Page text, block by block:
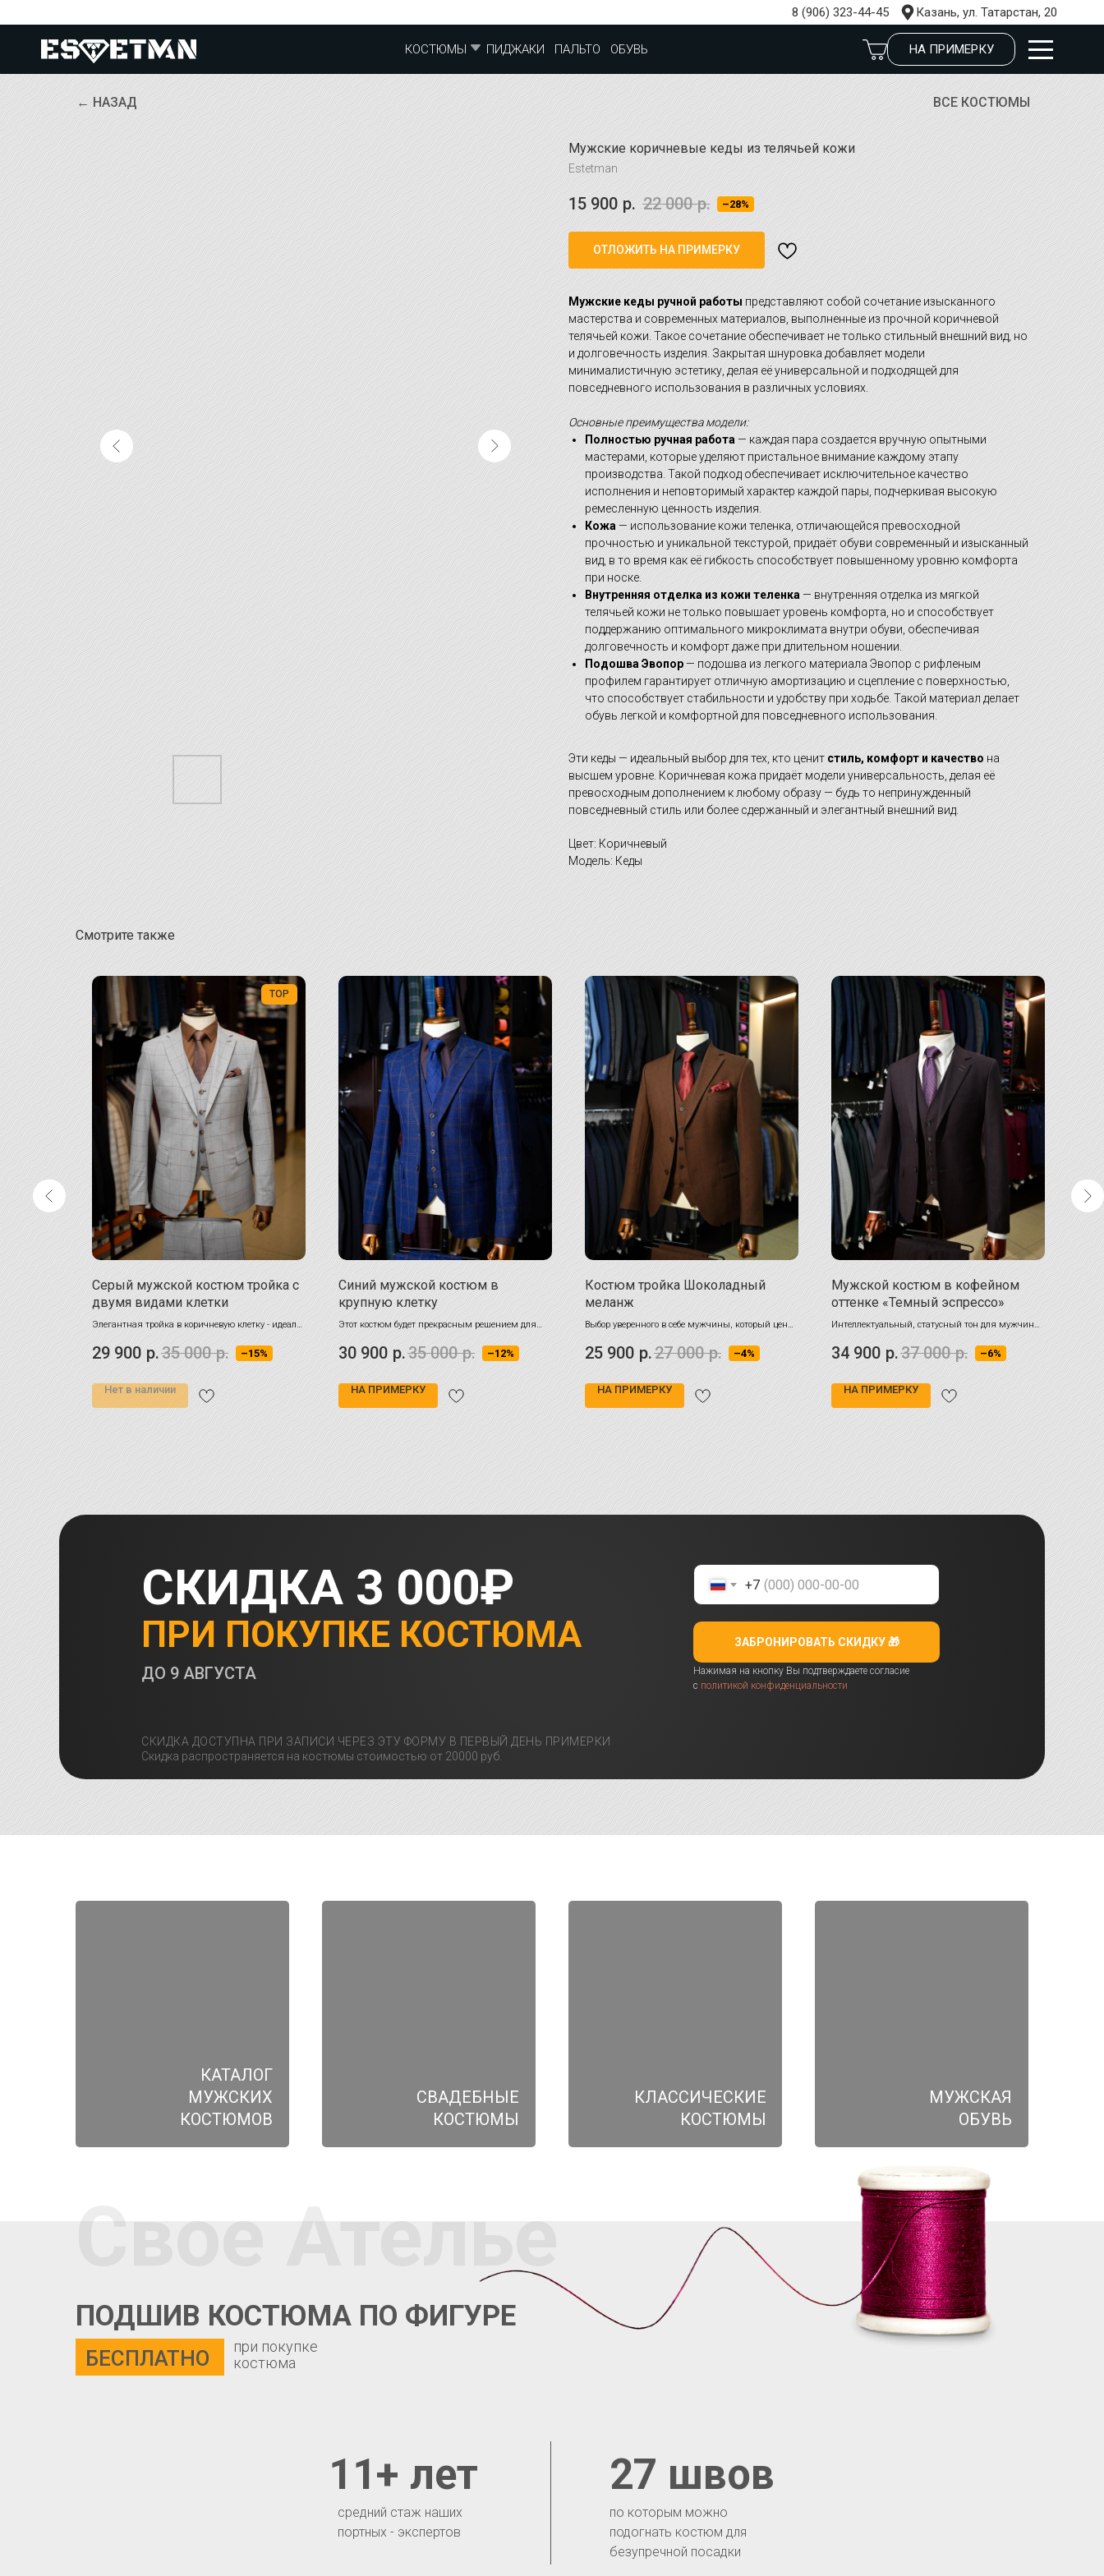
8 (906) 323-44-45 Казань, ул. Татарстан, 20
НА ПРИМЕРКУ
КОСТЮМЫ ПИДЖАКИ ПАЛЬТО ОБУВЬ
ВСЕ КОСТЮМЫ
← НАЗАД
Мужские коричневые кеды из телячьей кожи
Estetman
15 900 р. 22 000 р. –28%
ОТЛОЖИТЬ НА ПРИМЕРКУ
Мужские кеды ручной работы представляют собой сочетание изысканного
мастерства и современных материалов, выполненные из прочной коричневой
телячьей кожи. Такое сочетание обеспечивает не только стильный внешний вид, но
и долговечность изделия. Закрытая шнуровка добавляет модели
минималистичную эстетику, делая её универсальной и подходящей для
повседневного использования в различных условиях.
Основные преимущества модели:
Полностью ручная работа— каждая пара создается вручную опытными
мастерами, которые уделяют пристальное внимание каждому этапу
производства. Такой подход обеспечивает исключительное качество
исполнения и неповторимый характер каждой пары, подчеркивая высокую
ремесленную ценность изделия.
Кожа— использование кожи теленка, отличающейся превосходной
прочностью и уникальной текстурой, придаёт обуви современный и изысканный
вид, в то время как её гибкость способствует повышенному уровню комфорта
при носке.
Внутренняя отделка из кожи теленка— внутренняя отделка из мягкой
телячьей кожи не только повышает уровень комфорта, но и способствует
поддержанию оптимального микроклимата внутри обуви, обеспечивая
долговечность и комфорт даже при длительном ношении.
Подошва Эвопор— подошва из легкого материала Эвопор с рифленым
профилем гарантирует отличную амортизацию и сцепление с поверхностью,
что способствует стабильности и удобству при ходьбе. Такой материал делает
обувь легкой и комфортной для повседневного использования.
Эти кеды — идеальный выбор для тех, кто ценит стиль, комфорт и качество на
высшем уровне. Коричневая кожа придаёт модели универсальность, делая её
превосходным дополнением к любому образу — будь то непринужденный
повседневный стиль или более сдержанный и элегантный внешний вид.
Цвет: Коричневый
Модель: Кеды
Смотрите также
случая, но
гардероб.
TOP
Серый мужской костюм тройка с
двумя видами клетки
Элегантная тройка в коричневую клетку - идеал
для деловых и особых случаев. Стиль, комфорт и
универсальность. Узнайте больше!
29 900 р.35 000 р. –15%
Нет в наличии
Синий мужской костюм в
крупную клетку
Этот костюм будет прекрасным решением для
любого случая.
Высокое качество ткани не оставит Вас
равнодушным.
На рост до 210 см!
30 900 р.35 000 р. –12%
НА ПРИМЕРКУ
Костюм тройка Шоколадный
меланж
Выбор уверенного в себе мужчины, который ценит
стиль и индивидуальность
25 900 р.27 000 р. –4%
НА ПРИМЕРКУ
Мужской костюм в кофейном
оттенке «Темный эспрессо»
Интеллектуальный, статусный тон для мужчины,
который ценит благородную альтернативу
чёрному.
На высокий рост - до 210 см!
34 900 р.37 000 р. –6%
НА ПРИМЕРКУ
с
ПРИ ПОКУПКЕ КОСТЮМА
СКИДКА 3 000₽
СКИДКА ДОСТУПНА ПРИ ЗАПИСИ ЧЕРЕЗ ЭТУ ФОРМУ В ПЕРВЫЙ ДЕНЬ ПРИМЕРКИ
Скидка распространяется на костюмы стоимостью от 20000 руб.
ДО 9 АВГУСТА
+7
ЗАБРОНИРОВАТЬ СКИДКУ 🎁
Нажимая на кнопку Вы подтверждаете согласие
с политикой конфиденциальности
КАТАЛОГ
МУЖСКИХ
КОСТЮМОВ
СВАДЕБНЫЕ
КОСТЮМЫ
КЛАССИЧЕСКИЕ
КОСТЮМЫ
МУЖСКАЯ
ОБУВЬ
Свое Ателье
ПОДШИВ КОСТЮМА ПО ФИГУРЕ
БЕСПЛАТНО
по которым можно
подогнать костюм для
безупречной посадки
27 швов
средний стаж наших
портных - экспертов
11+ лет
при покупке
костюма